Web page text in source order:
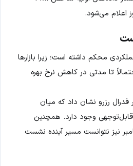
اعلام می‌شود.
محکم داشته است؛ زیرا بازارها
تا مدتی در کاهش نرخ بهره
رزرو نشان داد که میان
وجود دارد. همچنین
نیز نتوانست مسیر آینده نشست